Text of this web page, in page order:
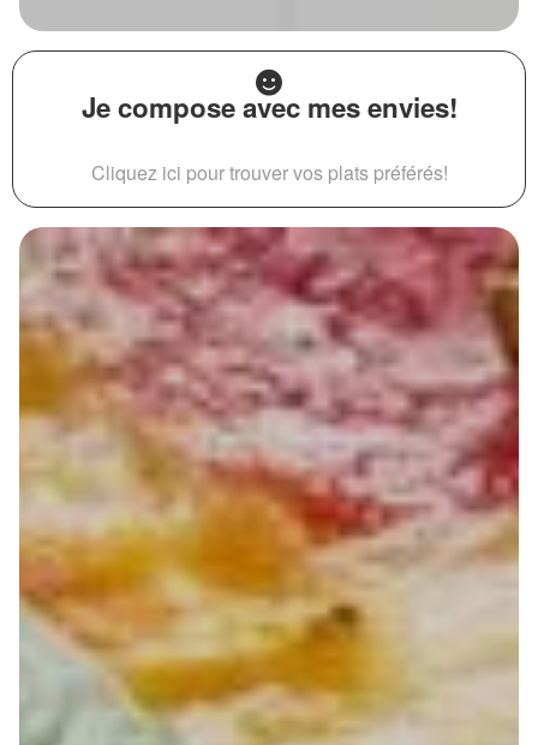
Je compose avec mes envies!
Cliquez ici pour trouver vos plats préférés!